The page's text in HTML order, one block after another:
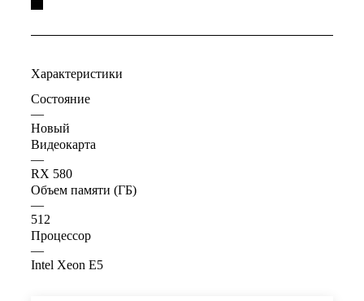
Характеристики
Состояние
—
Новый
Видеокарта
—
RX 580
Объем памяти (ГБ)
—
512
Процессор
—
Intel Xeon E5